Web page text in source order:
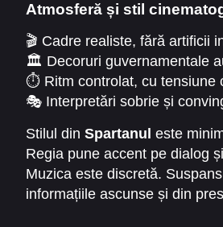
Atmosferă și stil
🎬 Cadre realiste, fără artificii
🏛️ Decoruri guvernamentale
⏱️ Ritm controlat, cu tensiune
🎭 Interpretări sobrie și
Stilul din Spartanul este
Regia pune accent pe dialog
Muzica este discretă.
informațiile ascunse și din